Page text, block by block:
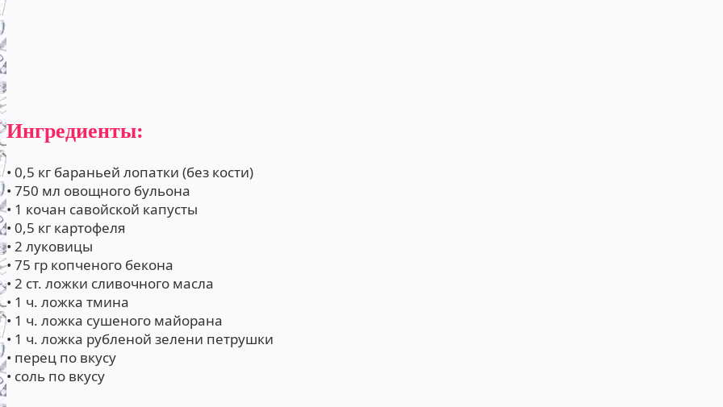
Ингредиенты:
• 0,5 кг бараньей лопатки (без кости)
• 750 мл овощного бульона
• 1 кочан савойской капусты
• 0,5 кг картофеля
• 2 луковицы
• 75 гр копченого бекона
• 2 ст. ложки сливочного масла
• 1 ч. ложка тмина
• 1 ч. ложка сушеного майорана
• 1 ч. ложка рубленой зелени петрушки
• перец по вкусу
• соль по вкусу